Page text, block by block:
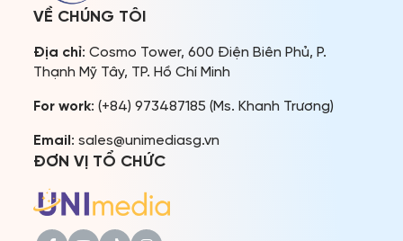
chức […]
VỀ CHÚNG TÔI
Địa chỉ: Cosmo Tower, 600 Điện Biên Phủ, P.
Thạnh Mỹ Tây, TP. Hồ Chí Minh
For work: (+84) 973487185 (Ms. Khanh Trương)
Email : sales@unimediasg.vn
ĐƠN VỊ TỔ CHỨC